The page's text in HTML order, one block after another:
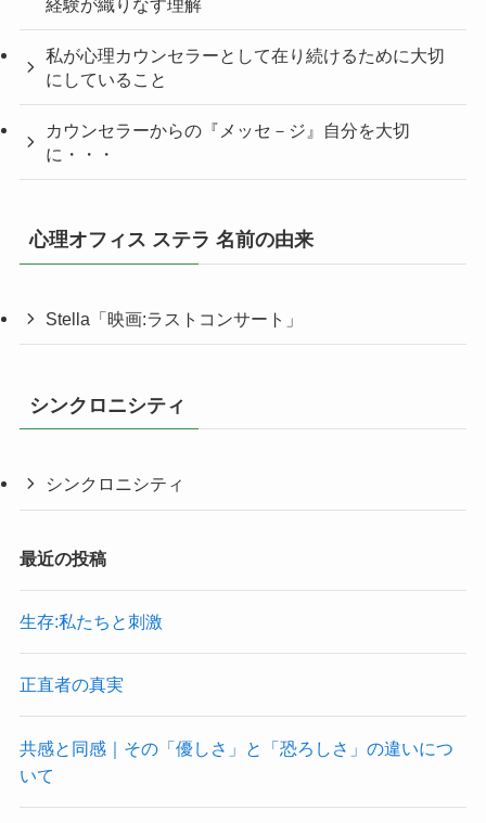
経験が織りなす理解
私が心理カウンセラーとして在り続けるために大切
にしていること
カウンセラーからの『メッセ－ジ』自分を大切
に・・・
心理オフィス ステラ 名前の由来
Stella「映画:ラストコンサート」
シンクロニシティ
シンクロニシティ
最近の投稿
生存:私たちと刺激
正直者の真実
共感と同感｜その「優しさ」と「恐ろしさ」の違いにつ
いて